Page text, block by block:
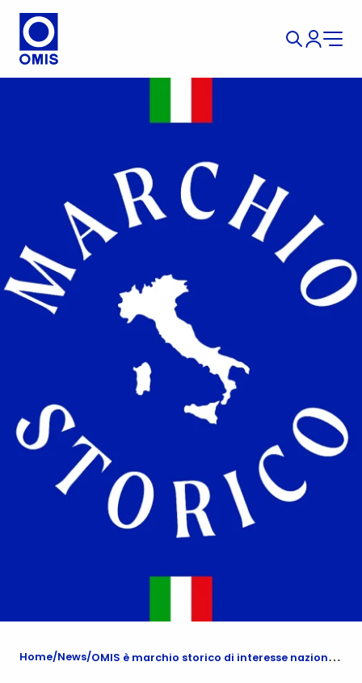
Home News OMIS è marchio storico di interesse nazionale